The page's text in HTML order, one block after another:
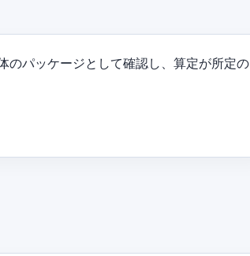
のパッケージとして確認し、算定が所定の